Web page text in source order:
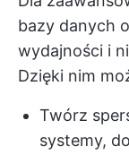
bazy danych
wydajności i
Dzięki nim
Twórz
systemy,